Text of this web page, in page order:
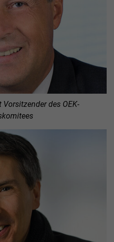
des OEK-